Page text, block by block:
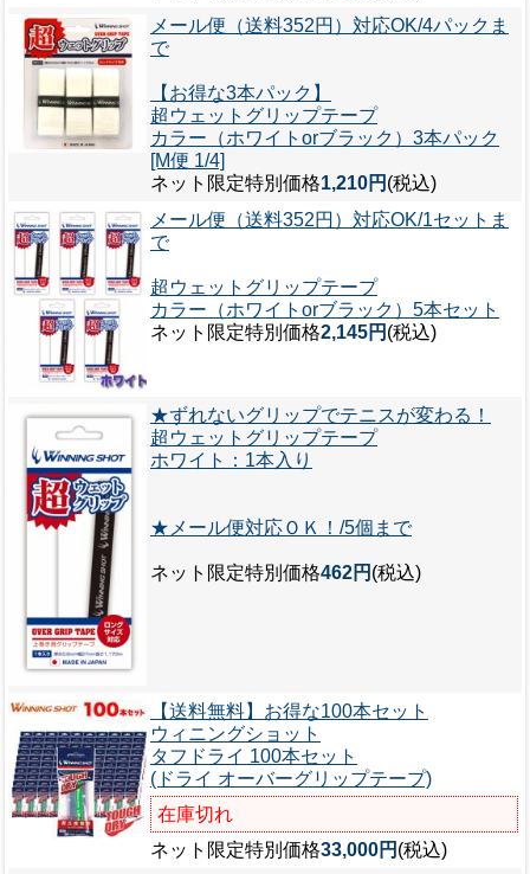
メール便（送料352円）対応OK/4パックま
で
【お得な3本パック】
超ウェットグリップテープ
カラー（ホワイトorブラック）3本パック
[M便 1/4]
ネット限定特別価格1,210円 (税込)
メール便（送料352円）対応OK/1セットま
で
超ウェットグリップテープ
カラー（ホワイトorブラック）5本セット
ネット限定特別価格2,145円 (税込)
★ずれないグリップでテニスが変わる！
超ウェットグリップテープ
ホワイト：1本入り
★メール便対応ＯＫ！/5個まで
ネット限定特別価格462円 (税込)
【送料無料】お得な100本セット
ウィニングショット
タフドライ 100本セット
(ドライ オーバーグリップテープ)
在庫切れ
ネット限定特別価格33,000円 (税込)